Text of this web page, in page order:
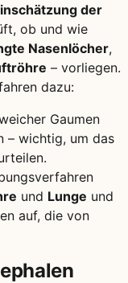
der
ob und wie
Nasenlöcher,
– vorliegen.
dazu:
Gaumen
– wichtig, um das
und Lunge und
auf, die von